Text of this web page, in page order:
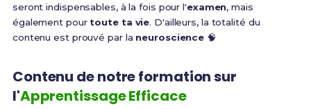
seront indispensables, à la fois pour l'examen, mais
également pourtoute ta vie. D'ailleurs, la totalité du
contenu est prouvé par la neuroscience 🧠
Contenu de notre formation sur
l'Apprentissage Efficace